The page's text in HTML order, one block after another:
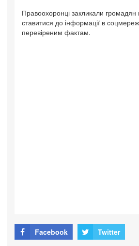
Правоохоронці закликали громадян
ставитися до інформації в
перевіреним фактам.
Facebook Twitter